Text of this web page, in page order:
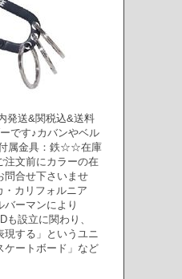
発送&関税込&送料
です♪カバンやベル
付属金具：鉄☆☆在庫
文前にカラーの在
問合せ下さいませ
カリフォルニア
ーマンにより
設立に関わり、
現する」というユニ
ケートボード」など